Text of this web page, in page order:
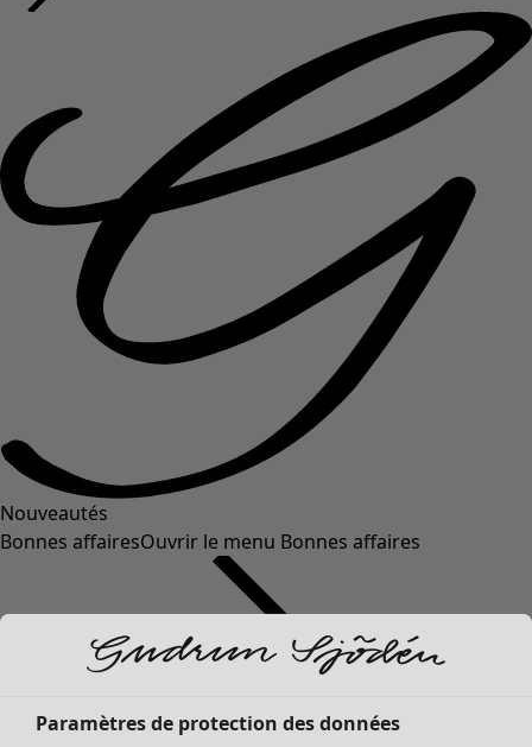
Nouveautés
Bonnes affairesOuvrir le menu Bonnes affaires
Paramètres de protection des données